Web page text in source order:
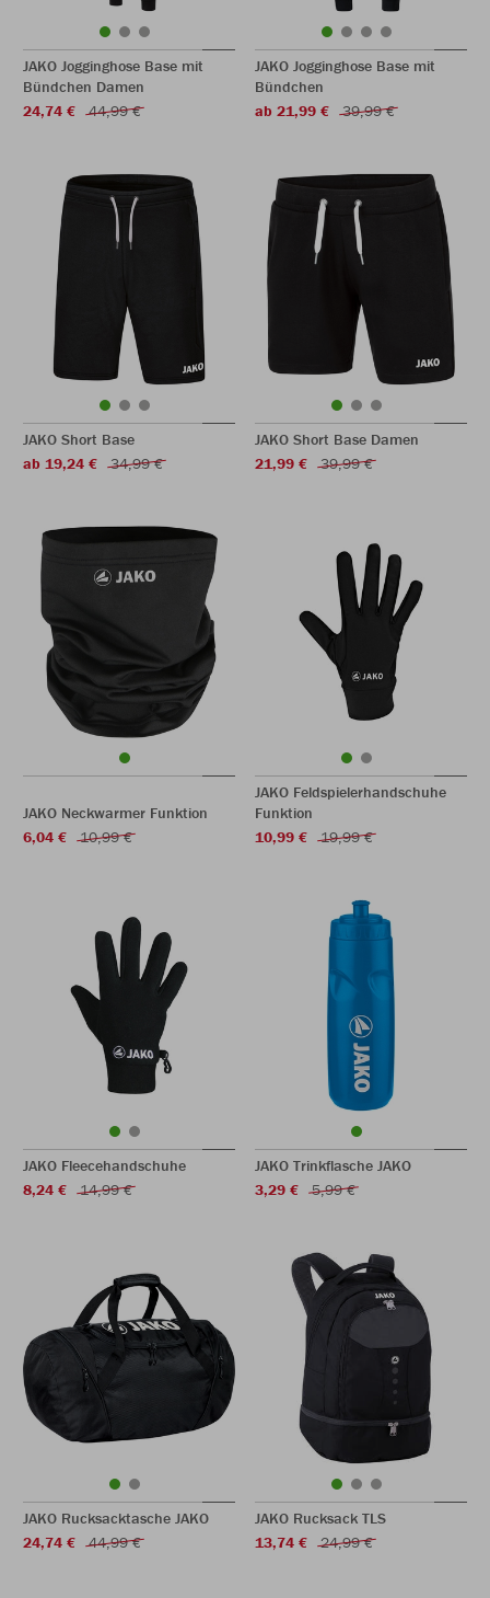
JAKO Jogginghose Base mit
Bündchen Damen
24,74 €
44,99 €
JAKO Jogginghose Base mit
Bündchen
ab 21,99 €
39,99 €
JAKO Short Base
ab 19,24 €
34,99 €
JAKO Short Base Damen
21,99 €
39,99 €
JAKO Neckwarmer Funktion
6,04 €
10,99 €
JAKO Feldspielerhandschuhe
Funktion
10,99 €
19,99 €
JAKO Fleecehandschuhe
8,24 €
14,99 €
JAKO Trinkflasche JAKO
3,29 €
5,99 €
JAKO Rucksacktasche JAKO
24,74 €
44,99 €
JAKO Rucksack TLS
13,74 €
24,99 €